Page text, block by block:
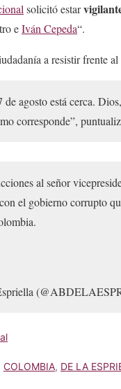
solicitó estar
eIván Cepeda“.
a resistir frente al
de agosto está cerca.
corresponde”,
al señor
el gobierno corrupto
COLOMBIA, DE LA